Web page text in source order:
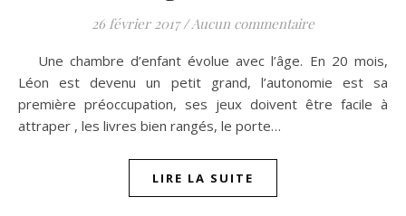
26 février 2017 /Aucun commentaire
Une chambre d’enfant évolue avec l’âge. En 20 mois,
Léon est devenu un petit grand, l’autonomie est sa
première préoccupation, ses jeux doivent être facile à
attraper , les livres bien rangés, le porte…
LIRE LA SUITE